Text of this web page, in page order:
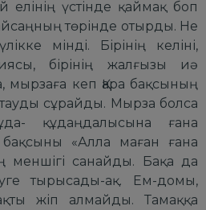
елінің үстінде қаймақ боп
төрінде отырды. Не
мінді. Бірінің келіні,
бірінің жалғызы иә
мырзаға кеп Қара бақсының
сұрайды. Мырза болса
құдаңдалысына ғана
бақсыны «Алла маған ғана
меншігі санайды. Бақа да
тырысады-ақ. Ем-домы,
жіп алмайды. Тамаққа